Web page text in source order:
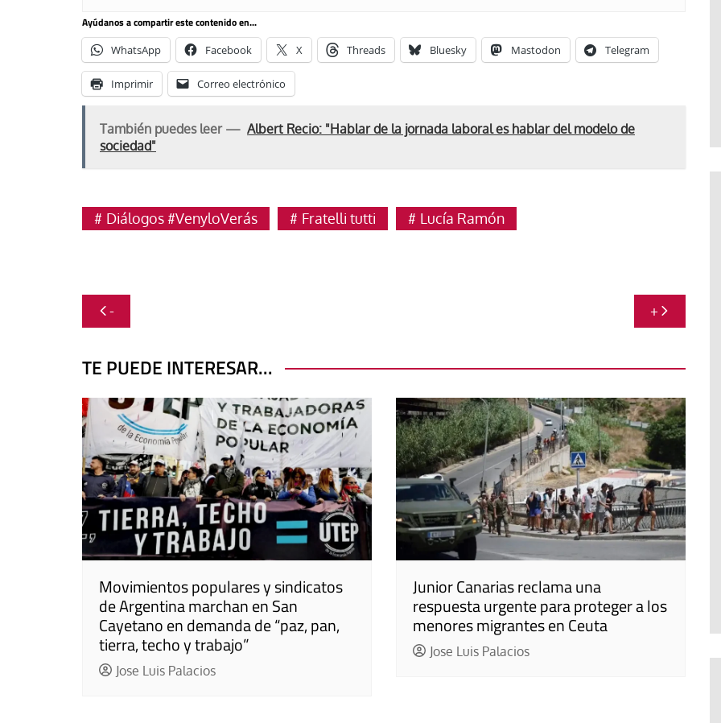
Ayúdanos a compartir este contenido en...
WhatsApp Facebook X Threads Bluesky Mastodon Telegram
Imprimir Correo electrónico
También puedes leer — Albert Recio: "Hablar de la jornada laboral es hablar del modelo de
sociedad"
Diálogos #VenyloVerás Fratelli tutti Lucía Ramón
Navegación
de - +
TE PUEDE INTERESAR...
Movimientos populares y sindicatos
de Argentina marchan en San
Cayetano en demanda de “paz, pan,
tierra, techo y trabajo”
Jose Luis Palacios
Junior Canarias reclama una
respuesta urgente para proteger a los
menores migrantes en Ceuta
Jose Luis Palacios